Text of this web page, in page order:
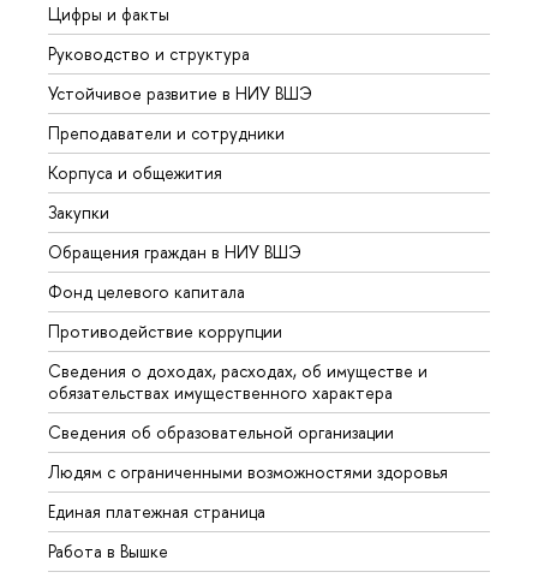
Цифры и факты
Руководство и структура
Устойчивое развитие в НИУ ВШЭ
Преподаватели и сотрудники
Корпуса и общежития
Закупки
Обращения граждан в НИУ ВШЭ
Фонд целевого капитала
Противодействие коррупции
Сведения о доходах, расходах, об имуществе и
обязательствах имущественного характера
Сведения об образовательной организации
Людям с ограниченными возможностями здоровья
Единая платежная страница
Работа в Вышке